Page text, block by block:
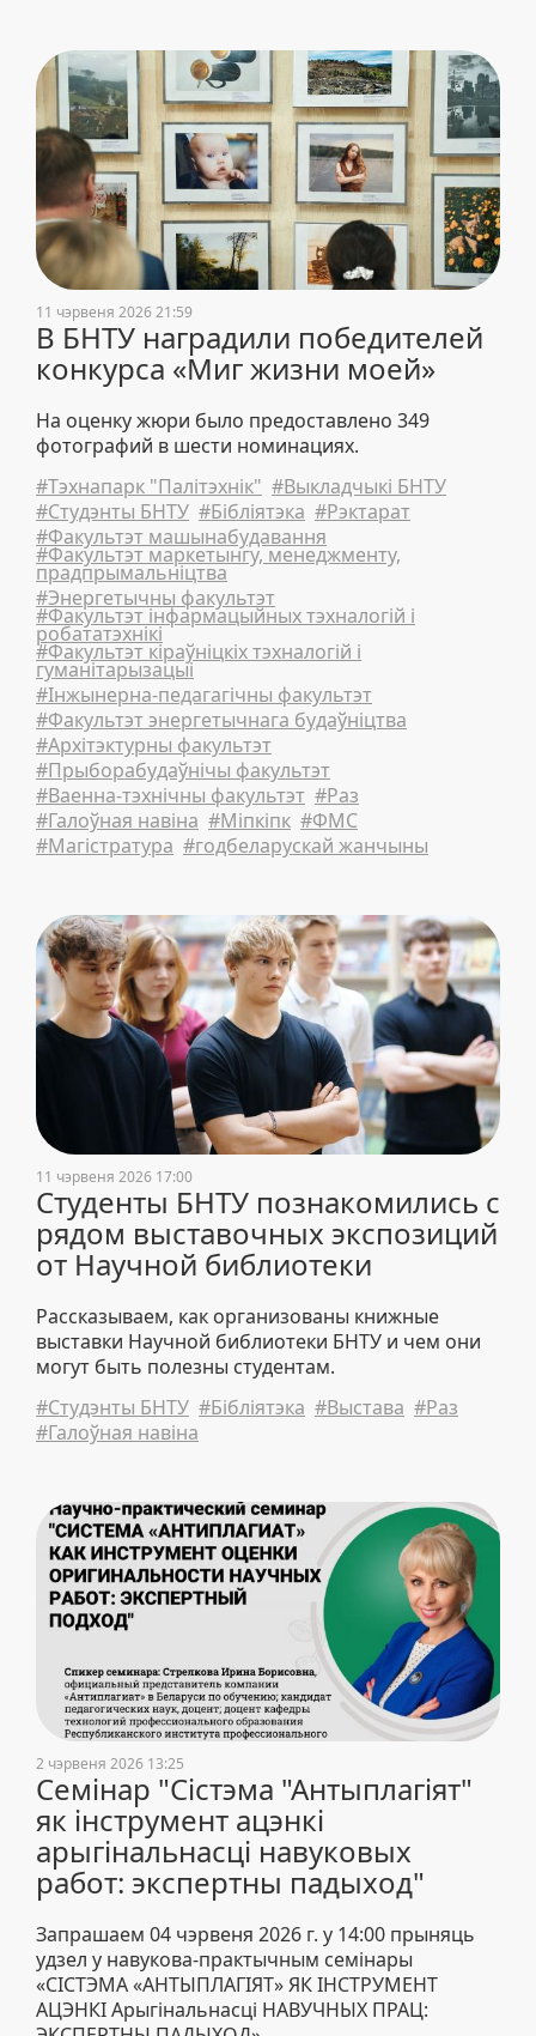
11 чэрвеня 2026 21:59
В БНТУ наградили победителей
конкурса «Миг жизни моей»
На оценку жюри было предоставлено 349
фотографий в шести номинациях.
#Тэхнапарк "Палітэхнік" #Выкладчыкі БНТУ
#Студэнты БНТУ #Бібліятэка #Рэктарат
#Факультэт машынабудавання
#Факультэт маркетынгу, менеджменту,
прадпрымальніцтва
#Энергетычны факультэт
#Факультэт інфармацыйных тэхналогій і
робататэхнікі
#Факультэт кіраўніцкіх тэхналогій і
гуманітарызацыі
#Інжынерна-педагагічны факультэт
#Факультэт энергетычнага будаўніцтва
#Архітэктурны факультэт
#Прыборабудаўнічы факультэт
#Ваенна-тэхнічны факультэт #Раз
#Галоўная навіна #Міпкіпк #ФМС
#Магістратура #годбеларускай жанчыны
11 чэрвеня 2026 17:00
Студенты БНТУ познакомились с
рядом выставочных экспозиций
от Научной библиотеки
Рассказываем, как организованы книжные
выставки Научной библиотеки БНТУ и чем они
могут быть полезны студентам.
#Студэнты БНТУ #Бібліятэка #Выстава #Раз
#Галоўная навіна
2 чэрвеня 2026 13:25
Семінар "Сістэма "Антыплагіят"
як інструмент ацэнкі
арыгінальнасці навуковых
работ: экспертны падыход"
Запрашаем 04 чэрвеня 2026 г. у 14:00 прыняць
удзел у навукова-практычным семінары
«СІСТЭМА «АНТЫПЛАГІЯТ» ЯК ІНСТРУМЕНТ
АЦЭНКІ Арыгінальнасці НАВУЧНЫХ ПРАЦ: